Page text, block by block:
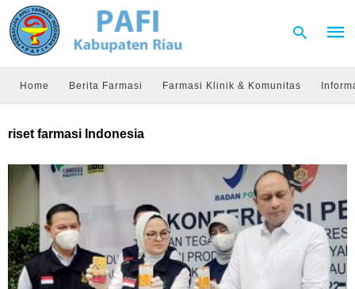
Home Berita Farmasi Farmasi Klinik & Komunitas
riset farmasi Indonesia